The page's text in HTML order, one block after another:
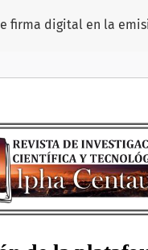
firma digital en la